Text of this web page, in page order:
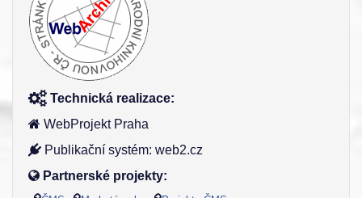
Technická realizace:
WebProjekt Praha
Publikační systém: web2.cz
Partnerské projekty: